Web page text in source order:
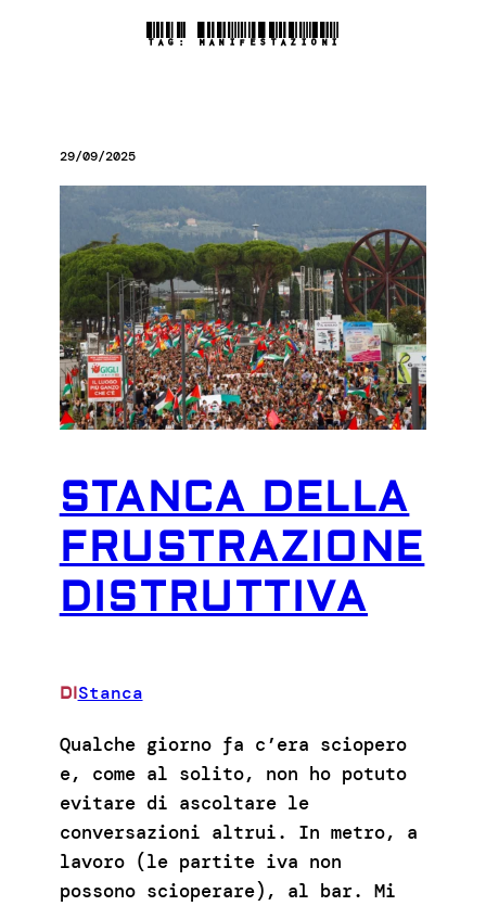
TAG: MANIFESTAZIONI
29/09/2025
STANCA DELLA
FRUSTRAZIONE
DISTRUTTIVA
DIStanca
Qualche giorno fa c’era sciopero
e, come al solito, non ho potuto
evitare di ascoltare le
conversazioni altrui. In metro, a
lavoro (le partite iva non
possono scioperare), al bar. Mi